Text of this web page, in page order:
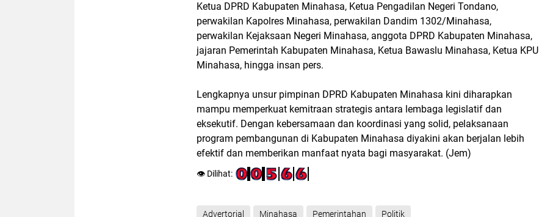
Ketua DPRD Kabupaten Minahasa, Ketua Pengadilan Negeri Tondano,
perwakilan Kapolres Minahasa, perwakilan Dandim 1302/Minahasa,
perwakilan Kejaksaan Negeri Minahasa, anggota DPRD Kabupaten Minahasa,
jajaran Pemerintah Kabupaten Minahasa, Ketua Bawaslu Minahasa, Ketua KPU
Minahasa, hingga insan pers.
Lengkapnya unsur pimpinan DPRD Kabupaten Minahasa kini diharapkan
mampu memperkuat kemitraan strategis antara lembaga legislatif dan
eksekutif. Dengan kebersamaan dan koordinasi yang solid, pelaksanaan
program pembangunan di Kabupaten Minahasa diyakini akan berjalan lebih
efektif dan memberikan manfaat nyata bagi masyarakat. (Jem)
👁️ Dilihat:
Advertorial Minahasa Pemerintahan Politik